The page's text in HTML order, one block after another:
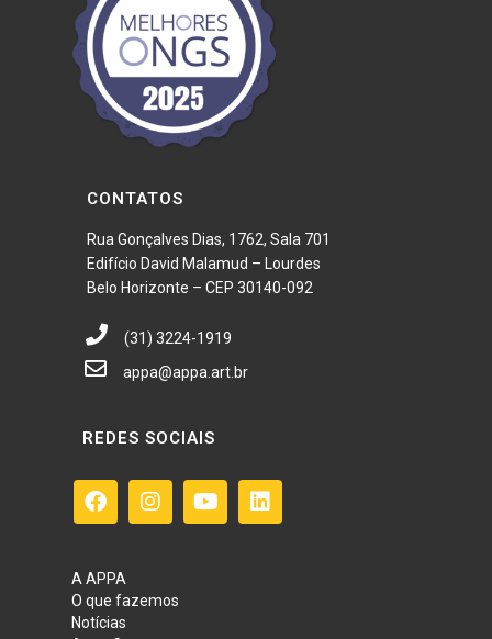
CONTATOS
Rua Gonçalves Dias, 1762, Sala 701
Edifício David Malamud – Lourdes
Belo Horizonte – CEP 30140-092
(31) 3224-1919
appa@appa.art.br
REDES SOCIAIS
A APPA
O que fazemos
Notícias